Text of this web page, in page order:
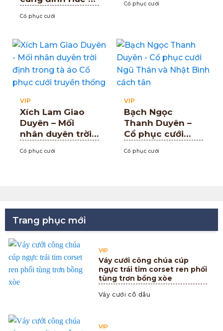
Trang phục mới
VIP
Váy cưới công chúa cúp
ngực trái tim corset ren phối
tùng trơn bồng xòe
Váy cưới cô dâu
VIP
nhạt & Ngũ Thân
Cổ phục cưới
và Nhật Bình
Cổ phục cưới
VIP
Xích Lam Giao
Duyên – Mối
nhân duyên trời
Cổ phục cưới
Cổ phục cưới
VIP
Bạch Ngọc
Thanh Duyên –
Cổ phục cưới
Nhật Bình cách
Cổ phục cưới